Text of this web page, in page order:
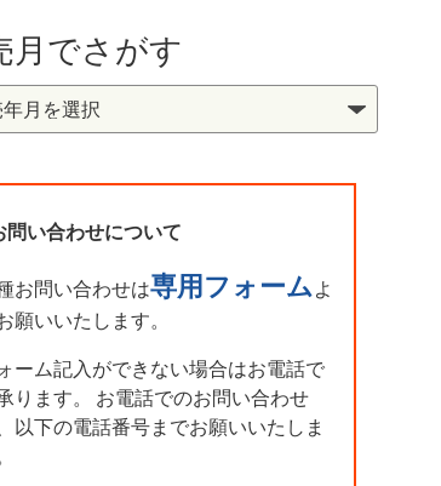
月でさがす
問い合わせについて
お問い合わせは専用フォーム よ
願いいたします。
ーム記入ができない場合はお電話で
ります。 お電話でのお問い合わせ
以下の電話番号までお願いいたしま